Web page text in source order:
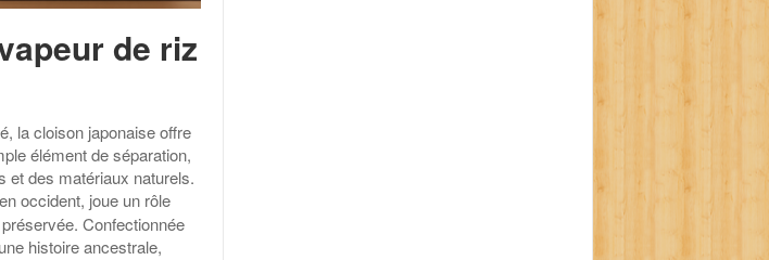
de riz
la cloison japonaise offre
élément de séparation,
et des matériaux naturels.
occident, joue un rôle
Confectionnée
histoire ancestrale,